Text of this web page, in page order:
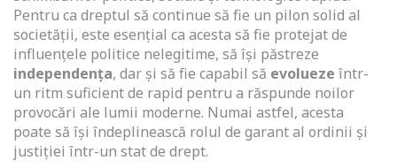
Pentru ca dreptul să continue să fie un pilon solid al
societății, este esențial ca acesta să fie protejat de
influențele politice nelegitime, să își păstreze
independența, dar și să fie capabil să evolueze într-
un ritm suficient de rapid pentru a răspunde noilor
provocări ale lumii moderne. Numai astfel, acesta
poate să își îndeplinească rolul de garant al ordinii și
justiției într-un stat de drept.